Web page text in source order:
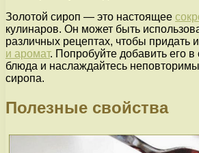
Золотой сироп — это настоящее
кулинаров. Он может быть
различных рецептах, чтобы придать
и аромат. Попробуйте добавить его
блюда и наслаждайтесь
сиропа.
Полезные свойства